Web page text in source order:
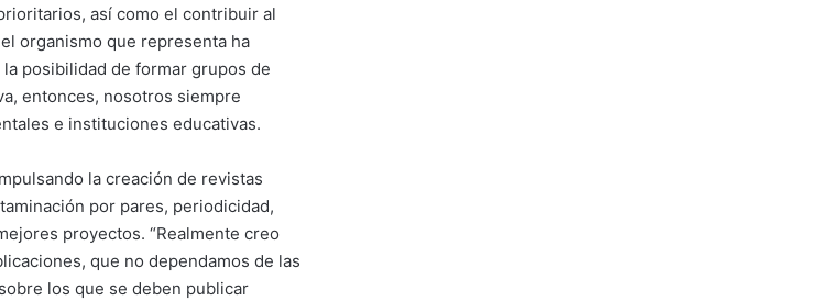
así como el contribuir al
organismo que representa ha
posibilidad de formar grupos de
entonces, nosotros siempre
e instituciones educativas.
la creación de revistas
por pares, periodicidad,
proyectos. “Realmente creo
que no dependamos de las
los que se deben publicar